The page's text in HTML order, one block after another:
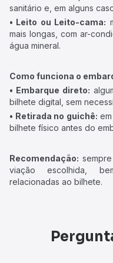
sanitário e, em alguns
• Leito ou Leito-cama:
mais longas, com ar-
água mineral.
Como funciona o
• Embarque direto:
bilhete digital, sem
• Retirada no guichê:
bilhete físico antes do
Recomendação:
viação escolhida,
relacionadas ao bilhete.